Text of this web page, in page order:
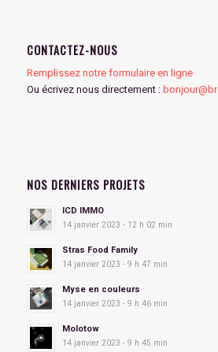
CONTACTEZ-NOUS
Remplissez notre formulaire en ligne
Ou écrivez nous directement :
NOS DERNIERS PROJETS
ICD IMMO
14 janvier 2023 - 12 h 02 min
Stras Food Family
14 janvier 2023 - 9 h 47 min
Myse en couleurs
14 janvier 2023 - 9 h 46 min
Molotow
14 janvier 2023 - 9 h 45 min